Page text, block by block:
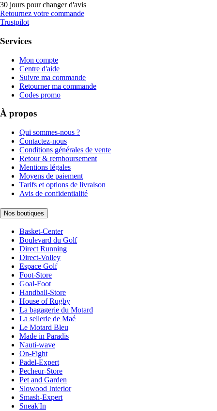
30 jours pour changer d'avis
Retournez votre commande
Trustpilot
Services
Mon compte
Centre d'aide
Suivre ma commande
Retourner ma commande
Codes promo
À propos
Qui sommes-nous ?
Contactez-nous
Conditions générales de vente
Retour & remboursement
Mentions légales
Moyens de paiement
Tarifs et options de livraison
Avis de confidentialité
Nos boutiques
Basket-Center
Boulevard du Golf
Direct Running
Direct-Volley
Espace Golf
Foot-Store
Goal-Foot
Handball-Store
House of Rugby
La bagagerie du Motard
La sellerie de Maé
Le Motard Bleu
Made in Paradis
Nauti-wave
On-Fight
Padel-Expert
Pecheur-Store
Pet and Garden
Slowood Interior
Smash-Expert
Sneak'In